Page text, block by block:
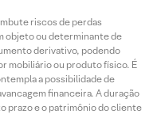
riscos de perdas
objeto ou determinante de
derivativo, podendo
mobiliário ou produto físico. É
a possibilidade de
financeira. A duração
prazo e o patrimônio do cliente